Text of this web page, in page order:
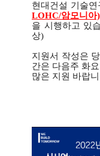
현대건설 기술연
LOHC/암모니아
을 시행하고 있
상)
지원서 작성은
간은 다음주 화
많은 지원 바랍